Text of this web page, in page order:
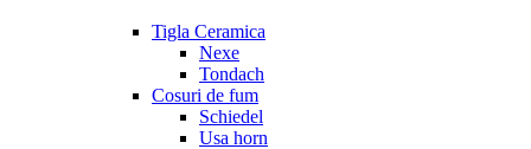
Tigla Ceramica
Nexe
Tondach
Cosuri de fum
Schiedel
Usa horn